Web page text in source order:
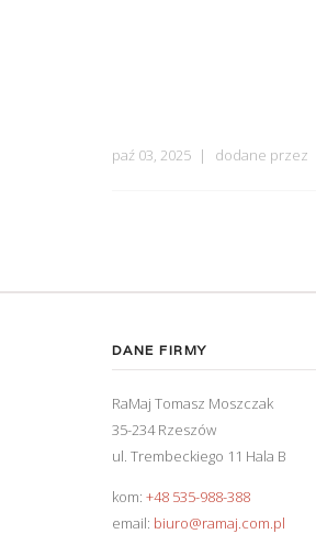
paź 03, 2025 dodane przez
DANE FIRMY
RaMaj Tomasz Moszczak
35-234 Rzeszów
ul. Trembeckiego 11 Hala B
kom: +48 535-988-388
email: biuro@ramaj.com.pl